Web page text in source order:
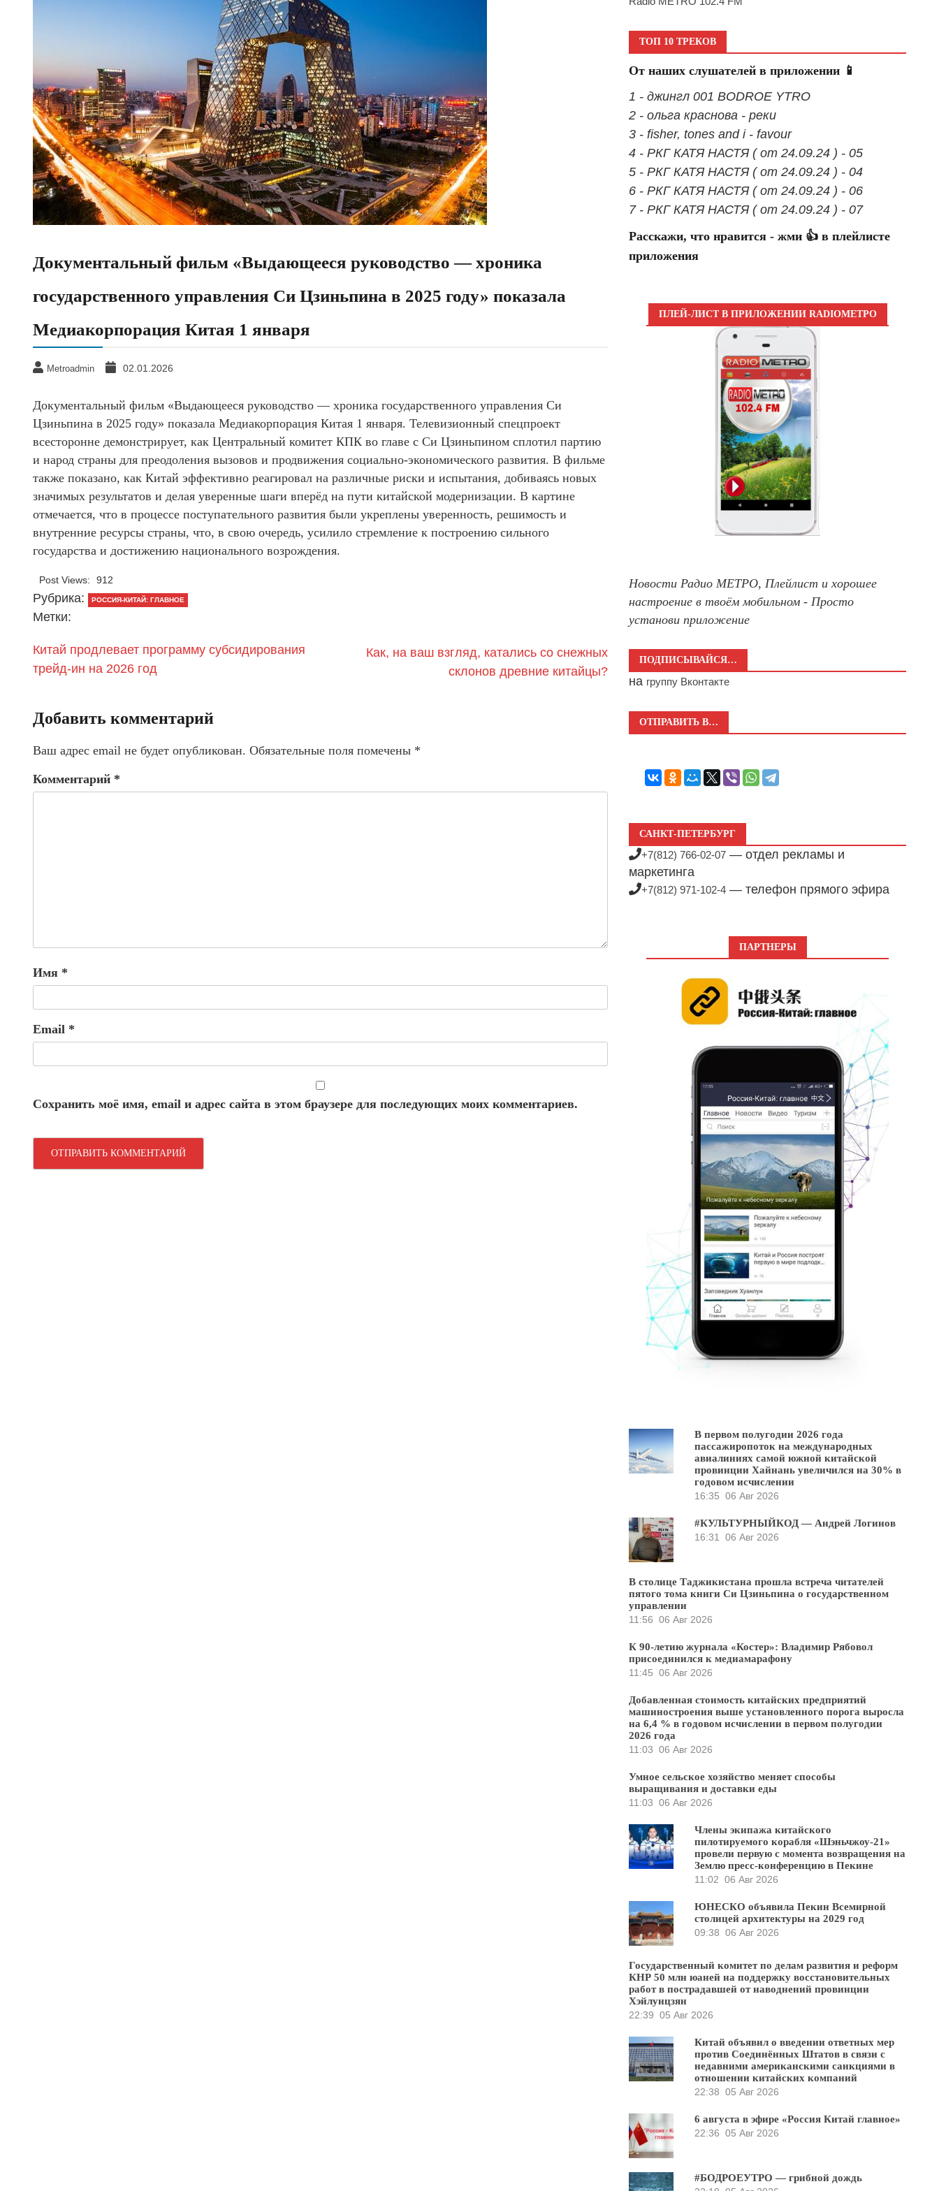
Документальный фильм «Выдающееся руководство — хроника
государственного управления Си Цзиньпина в 2025 году» показала
Медиакорпорация Китая 1 января
Metroadmin 02.01.2026
Документальный фильм «Выдающееся руководство — хроника государственного управления Си
Цзиньпина в 2025 году» показала Медиакорпорация Китая 1 января. Телевизионный спецпроект
всесторонне демонстрирует, как Центральный комитет КПК во главе с Си Цзиньпином сплотил партию
и народ страны для преодоления вызовов и продвижения социально-экономического развития. В фильме
также показано, как Китай эффективно реагировал на различные риски и испытания, добиваясь новых
значимых результатов и делая уверенные шаги вперёд на пути китайской модернизации. В картине
отмечается, что в процессе поступательного развития были укреплены уверенность, решимость и
внутренние ресурсы страны, что, в свою очередь, усилило стремление к построению сильного
государства и достижению национального возрождения.
Post Views: 912
Рубрика: РОССИЯ-КИТАЙ: ГЛАВНОЕ
Метки:
Китай продлевает программу субсидирования
трейд-ин на 2026 год
Как, на ваш взгляд, катались со снежных
склонов древние китайцы?
Добавить комментарий
Ваш адрес email не будет опубликован. Обязательные поля помечены *
Комментарий *
Имя *
Email *
Сохранить моё имя, email и адрес сайта в этом браузере для последующих моих комментариев.
ТОП 10 ТРЕКОВ
От наших слушателей в приложении 📱
1 - джингл 001 BODROE YTRO
2 - ольга краснова - реки
3 - fisher, tones and i - favour
4 - РКГ КАТЯ НАСТЯ ( от 24.09.24 ) - 05
5 - РКГ КАТЯ НАСТЯ ( от 24.09.24 ) - 04
6 - РКГ КАТЯ НАСТЯ ( от 24.09.24 ) - 06
7 - РКГ КАТЯ НАСТЯ ( от 24.09.24 ) - 07
Расскажи, что нравится - жми 👍 в плейлисте
приложения
ПЛЕЙ-ЛИСТ В ПРИЛОЖЕНИИ RADIOМЕТРО
Новости Радио МЕТРО, Плейлист и хорошее
настроение в твоём мобильном - Просто
установи приложение
ПОДПИСЫВАЙСЯ…
на группу Вконтакте
ОТПРАВИТЬ В…
САНКТ-ПЕТЕРБУРГ
+7(812) 766-02-07 — отдел рекламы и
маркетинга
+7(812) 971-102-4 — телефон прямого эфира
ПАРТНЕРЫ
В первом полугодии 2026 года
пассажиропоток на международных
авиалиниях самой южной китайской
провинции Хайнань увеличился на 30% в
годовом исчислении
16:35 06 Авг 2026
#КУЛЬТУРНЫЙКОД — Андрей Логинов
16:31
06 Авг 2026
В столице Таджикистана прошла встреча читателей
пятого тома книги Си Цзиньпина о государственном
управлении
11:56 06 Авг 2026
К 90-летию журнала «Костер»: Владимир Рябовол
присоединился к медиамарафону
11:45 06 Авг 2026
Добавленная стоимость китайских предприятий
машиностроения выше установленного порога выросла
на 6,4 % в годовом исчислении в первом полугодии
2026 года
11:03 06 Авг 2026
Умное сельское хозяйство меняет способы
выращивания и доставки еды
11:03 06 Авг 2026
Члены экипажа китайского
пилотируемого корабля «Шэньчжоу-21»
провели первую с момента возвращения на
Землю пресс-конференцию в Пекине
11:02 06 Авг 2026
ЮНЕСКО объявила Пекин Всемирной
столицей архитектуры на 2029 год
09:38 06 Авг 2026
Государственный комитет по делам развития и реформ
КНР 50 млн юаней на поддержку восстановительных
работ в пострадавшей от наводнений провинции
Хэйлунцзян
22:39 05 Авг 2026
Китай объявил о введении ответных мер
против Соединённых Штатов в связи с
недавними американскими санкциями в
отношении китайских компаний
22:38 05 Авг 2026
6 августа в эфире «Россия Китай главное»
22:36 05 Авг 2026
#БОДРОЕУТРО — грибной дождь